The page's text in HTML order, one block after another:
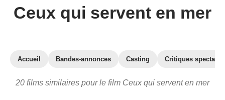
Ceux qui servent en mer
Accueil Bandes-annonces Casting Critiques
20 films similaires pour le film Ceux qui servent en mer